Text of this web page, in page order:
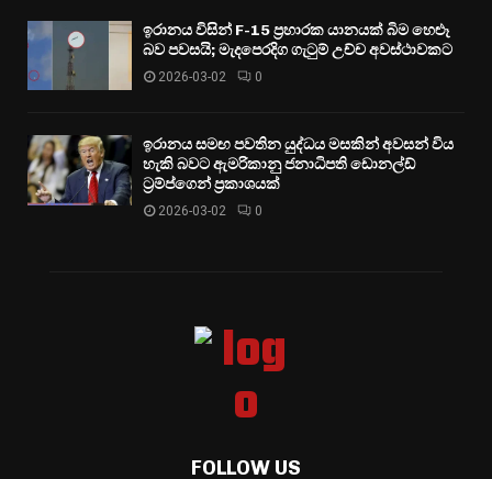
ඉරානය විසින් F-15 ප්‍රහාරක යානයක් බිම හෙළූ
බව පවසයි; මැදපෙරදිග ගැටුම් උච්ච අවස්ථාවකට
2026-03-02 0
ඉරානය සමඟ පවතින යුද්ධය මසකින් අවසන් විය
හැකි බවට ඇමරිකානු ජනාධිපති ඩොනල්ඩ්
ට්‍රම්ප්ගෙන් ප්‍රකාශයක්
2026-03-02 0
FOLLOW US